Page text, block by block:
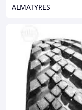
ALMATYRES